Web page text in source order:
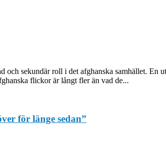
och sekundär roll i det afghanska samhället.
flickor är långt fler än vad de...
för länge sedan”